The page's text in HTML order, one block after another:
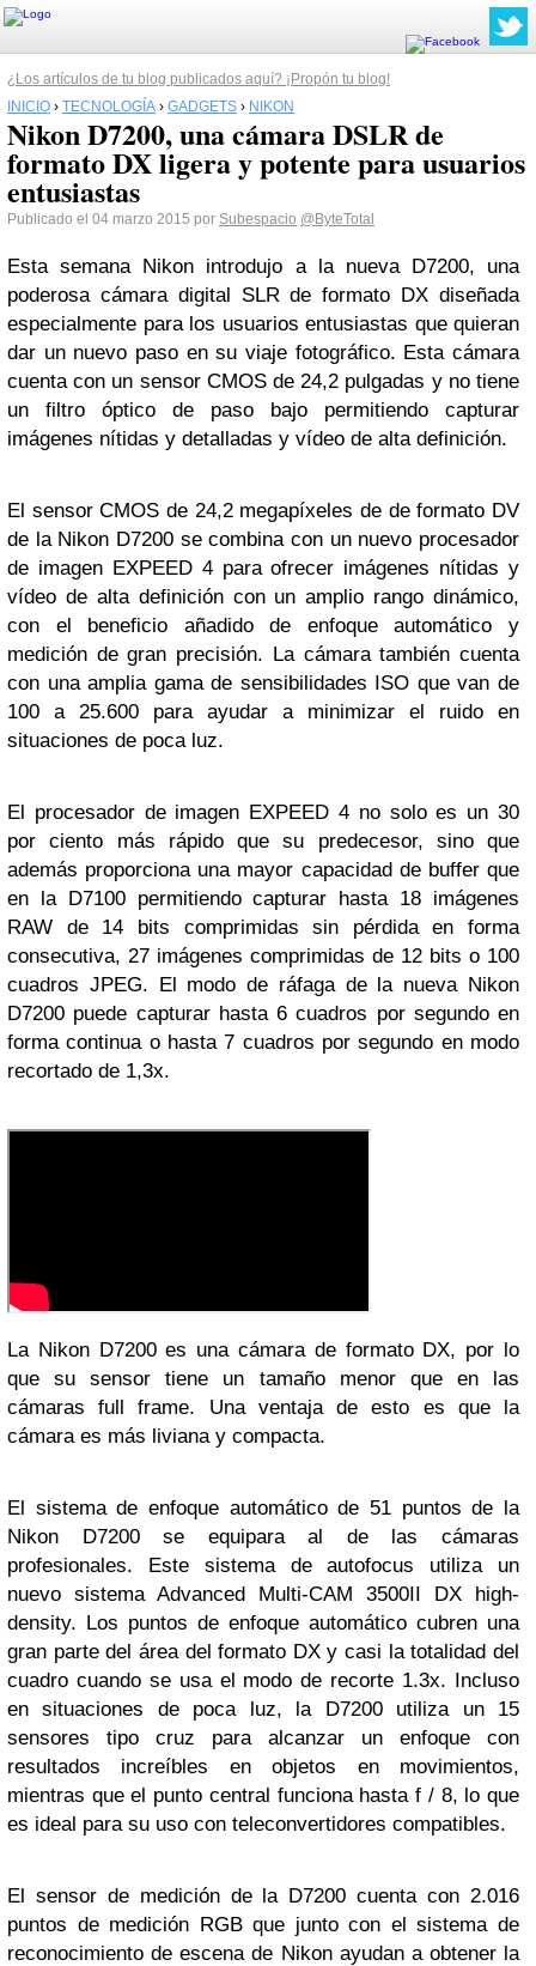
¿Los artículos de tu blog publicados aquí? ¡Propón tu blog!
INICIO › TECNOLOGÍA › GADGETS › NIKON
Nikon D7200, una cámara DSLR de
formato DX ligera y potente para usuarios
entusiastas
Publicado el 04 marzo 2015 por Subespacio @ByteTotal
Esta semana Nikon introdujo a la nueva D7200, una
poderosa cámara digital SLR de formato DX diseñada
especialmente para los usuarios entusiastas que quieran
dar un nuevo paso en su viaje fotográfico. Esta cámara
cuenta con un sensor CMOS de 24,2 pulgadas y no tiene
un filtro óptico de paso bajo permitiendo capturar
imágenes nítidas y detalladas y vídeo de alta definición.
El sensor CMOS de 24,2 megapíxeles de de formato DV
de la Nikon D7200 se combina con un nuevo procesador
de imagen EXPEED 4 para ofrecer imágenes nítidas y
vídeo de alta definición con un amplio rango dinámico,
con el beneficio añadido de enfoque automático y
medición de gran precisión. La cámara también cuenta
con una amplia gama de sensibilidades ISO que van de
100 a 25.600 para ayudar a minimizar el ruido en
situaciones de poca luz.
El procesador de imagen EXPEED 4 no solo es un 30
por ciento más rápido que su predecesor, sino que
además proporciona una mayor capacidad de buffer que
en la D7100 permitiendo capturar hasta 18 imágenes
RAW de 14 bits comprimidas sin pérdida en forma
consecutiva, 27 imágenes comprimidas de 12 bits o 100
cuadros JPEG. El modo de ráfaga de la nueva Nikon
D7200 puede capturar hasta 6 cuadros por segundo en
forma continua o hasta 7 cuadros por segundo en modo
recortado de 1,3x.
La Nikon D7200 es una cámara de formato DX, por lo
que su sensor tiene un tamaño menor que en las
cámaras full frame. Una ventaja de esto es que la
cámara es más liviana y compacta.
El sistema de enfoque automático de 51 puntos de la
Nikon D7200 se equipara al de las cámaras
profesionales. Este sistema de autofocus utiliza un
nuevo sistema Advanced Multi-CAM 3500II DX high-
density. Los puntos de enfoque automático cubren una
gran parte del área del formato DX y casi la totalidad del
cuadro cuando se usa el modo de recorte 1.3x. Incluso
en situaciones de poca luz, la D7200 utiliza un 15
sensores tipo cruz para alcanzar un enfoque con
resultados increíbles en objetos en movimientos,
mientras que el punto central funciona hasta f / 8, lo que
es ideal para su uso con teleconvertidores compatibles.
El sensor de medición de la D7200 cuenta con 2.016
puntos de medición RGB que junto con el sistema de
reconocimiento de escena de Nikon ayudan a obtener la